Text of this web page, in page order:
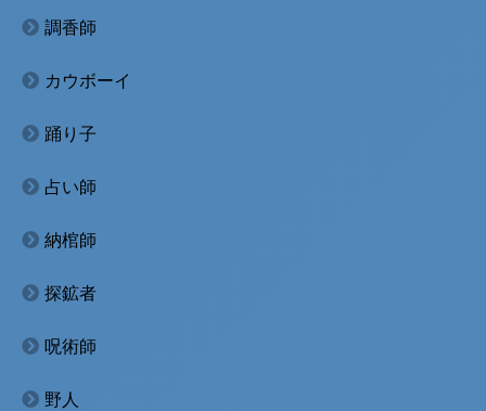
調香師
カウボーイ
踊り子
占い師
納棺師
探鉱者
呪術師
野人